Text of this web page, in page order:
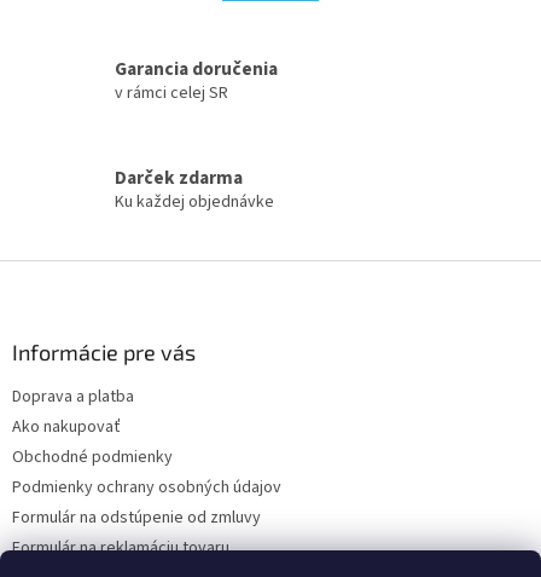
c
k
v
a
Garancia doručenia
v rámci celej SR
Darček zdarma
Ku každej objednávke
Informácie pre vás
Doprava a platba
Ako nakupovať
Obchodné podmienky
Podmienky ochrany osobných údajov
Formulár na odstúpenie od zmluvy
Formulár na reklamáciu tovaru